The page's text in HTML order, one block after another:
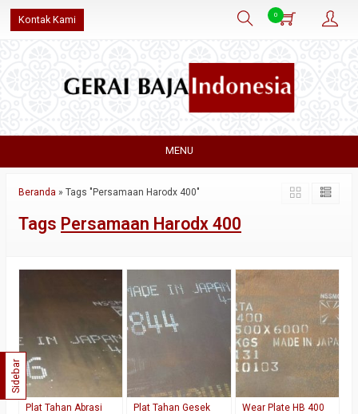
Kontak Kami 0
MENU
Beranda » Tags "Persamaan Harodx 400"
Tags Persamaan Harodx 400
Plat Tahan Abrasi
Plat Tahan Gesek
Wear Plate HB 400
Sidebar